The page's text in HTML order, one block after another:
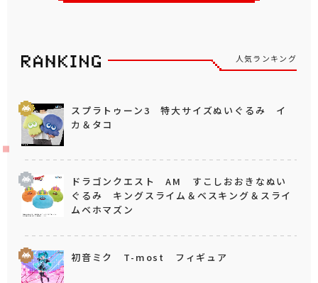
人気ランキング
スプラトゥーン3 特大サイズぬいぐるみ イ
カ＆タコ
ドラゴンクエスト AM すこしおおきなぬい
ぐるみ キングスライム＆ベスキング＆スライ
ムベホマズン
初音ミク T-most フィギュア